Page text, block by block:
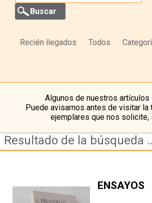
Recién llegados Todos
Algunos de nuestros artículos
Puede avisarnos antes de visitar
ejemplares que nos
Resultado de la
ENSAYOS